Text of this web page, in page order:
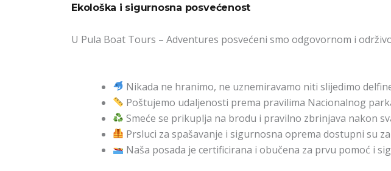
Ekološka i sigurnosna posvećenost
U Pula Boat Tours – Adventures posvećeni smo odgovornom i
Nikada ne hranimo, ne uznemiravamo niti slijedimo
Poštujemo udaljenosti prema pravilima Nacionalnog
Smeće se prikuplja na brodu i pravilno zbrinjava nakon
Prsluci za spašavanje i sigurnosna oprema dostupni su
Naša posada je certificirana i obučena za prvu pomoć i